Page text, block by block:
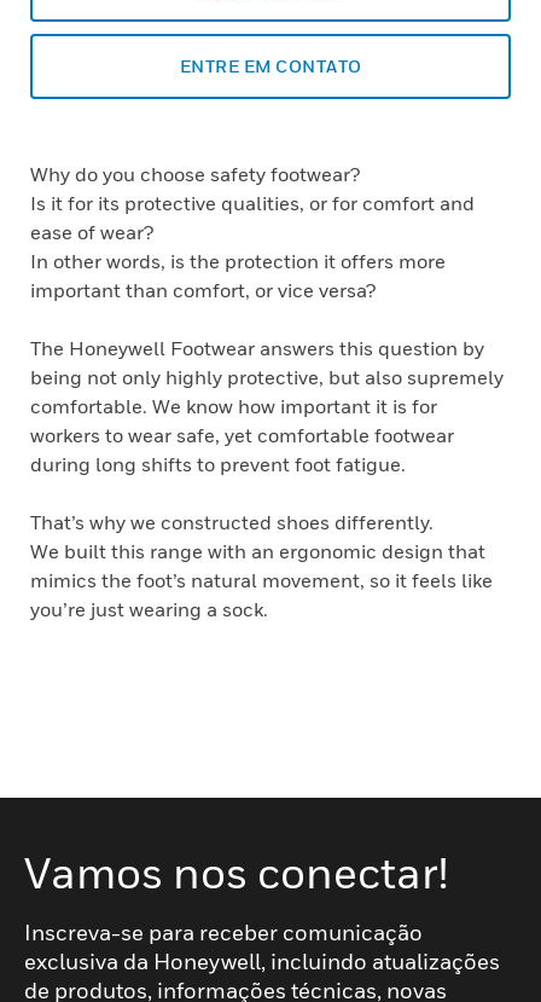
ENTRE EM CONTATO
Why do you choose safety footwear?
Is it for its protective qualities, or for comfort and
ease of wear?
In other words, is the protection it offers more
important than comfort, or vice versa?
The Honeywell Footwear answers this question by
being not only highly protective, but also supremely
comfortable. We know how important it is for
workers to wear safe, yet comfortable footwear
during long shifts to prevent foot fatigue.
That’s why we constructed shoes differently.
We built this range with an ergonomic design that
mimics the foot’s natural movement, so it feels like
you’re just wearing a sock.
Vamos nos conectar!
Inscreva-se para receber comunicação
exclusiva da Honeywell, incluindo atualizações
de produtos, informações técnicas, novas